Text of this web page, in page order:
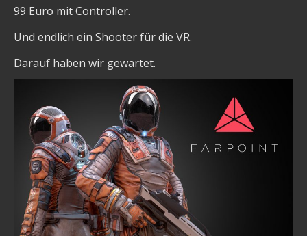
99 Euro mit Controller.
Und endlich ein Shooter für die VR.
Darauf haben wir gewartet.